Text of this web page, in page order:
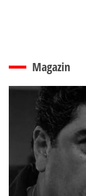
Magazin